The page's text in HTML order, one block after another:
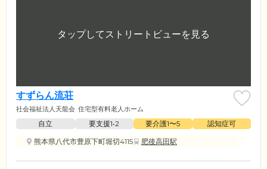
すずらん流荘
社会福祉法人天龍会 住宅型有料老人ホーム
自立 要支援1•2 要介護1〜5
認知症可
熊本県八代市豊原下町堀切4115
肥後高田駅